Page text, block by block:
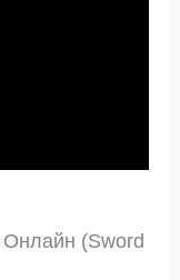
Онлайн (Sword